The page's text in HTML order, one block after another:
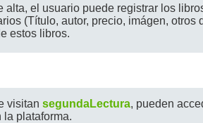
alta, el usuario puede registrar los
(Título, autor, precio, imágen, otros
estos libros.
visitan segundaLectura, pueden
la plataforma.